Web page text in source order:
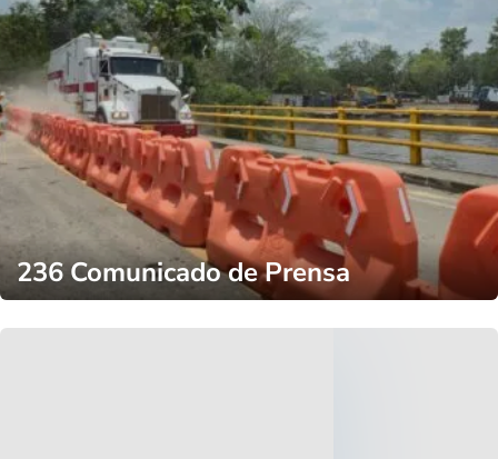
236 Comunicado de Prensa